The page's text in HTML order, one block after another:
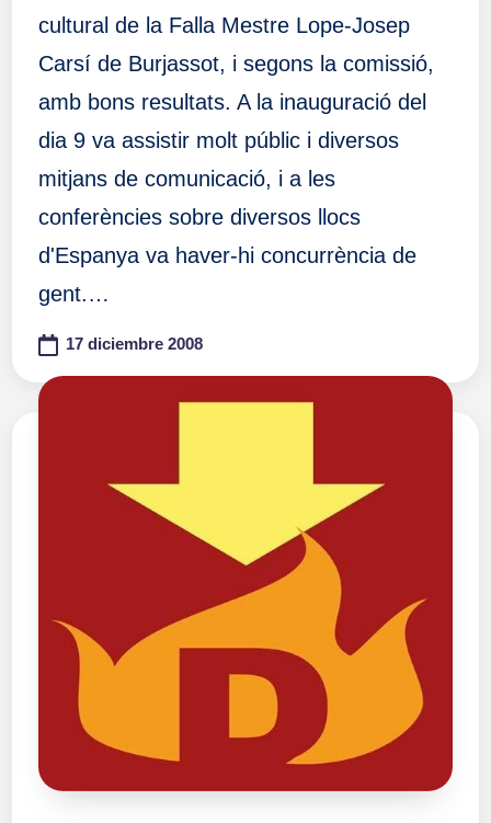
cultural de la Falla Mestre Lope-Josep
Carsí de Burjassot, i segons la comissió,
amb bons resultats. A la inauguració del
dia 9 va assistir molt públic i diversos
mitjans de comunicació, i a les
conferències sobre diversos llocs
d'Espanya va haver-hi concurrència de
gent.…
17 diciembre 2008